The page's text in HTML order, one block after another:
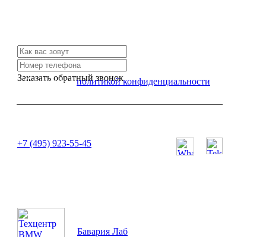
Заказать обратный звонок
Я согласен сполитикой конфиденциальности
+7 (495) 923-55-45
Бавария Лаб